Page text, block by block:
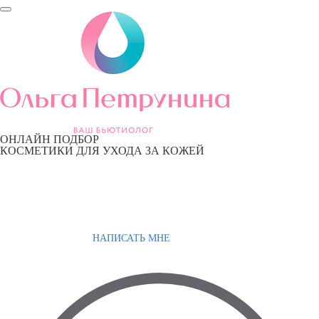
ОНЛАЙН ПОДБОР
КОСМЕТИКИ ДЛЯ УХОДА ЗА КОЖЕЙ
НАПИСАТЬ МНЕ